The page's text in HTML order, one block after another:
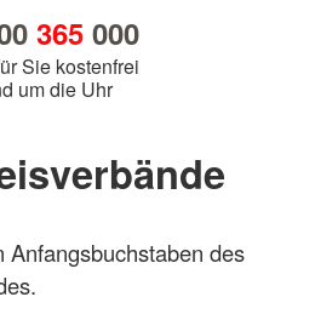
365000
Sie kostenfrei
um die Uhr
Anfangsbuchstaben des